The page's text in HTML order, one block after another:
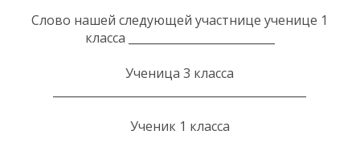
Слово нашей следующей участнице ученице 1
класса __________________________
Ученица 3 класса
Ученик 1 класса